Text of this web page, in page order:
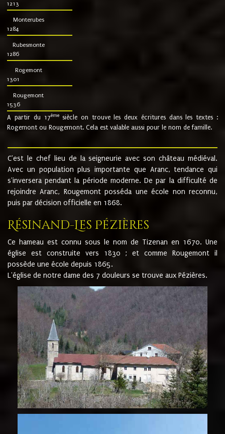
1213
Monterubes
1284
Rubesmonte
1286
Rogemont
1301
Rougemont
1536
A partir du 17ème siècle on trouve les deux écritures dans les textes :
Rogemont ou Rougemont. Cela est valable aussi pour le nom de famille.
C'est le chef lieu de la seigneurie avec son château médiéval.
Avec un population plus importante que Aranc, tendance qui
s'inversera pendant la période moderne. De par la difficulté de
rejoindre Aranc, Rougemont posséda une école non reconnu,
puis par décision officielle en 1868.
Résinand-Les Pézières
Ce hameau est connu sous le nom de Tizenan en 1670. Une
église est construite vers 1830 ; et comme Rougemont il
possède une école depuis 1865.
L'église de notre dame des 7 douleurs se trouve aux Pézières.